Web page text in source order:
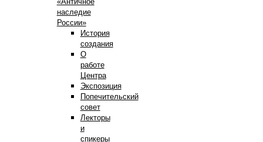
наследие
России»
История
создания
О
работе
Центра
Экспозиция
Попечительский
совет
Лекторы
и
спикеры